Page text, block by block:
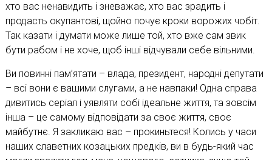
хто вас ненавидить і зневажає, хто вас зрадить і
продасть окупантові, щойно почує кроки ворожих чобіт.
Так казати і думати може лише той, хто вже сам звик
бути рабом і не хоче, щоб інші відчували себе вільними.
Ви повинні пам’ятати – влада, президент, народні депутати
– всі вони є вашими слугами, а не навпаки! Одна справа
дивитись серіал і уявляти собі ідеальне життя, та зовсім
інша – це самому відповідати за своє життя, своє
майбутнє. Я закликаю вас – прокиньтеся! Колись у часи
наших славетних козацьких предків, ви в будь-який час